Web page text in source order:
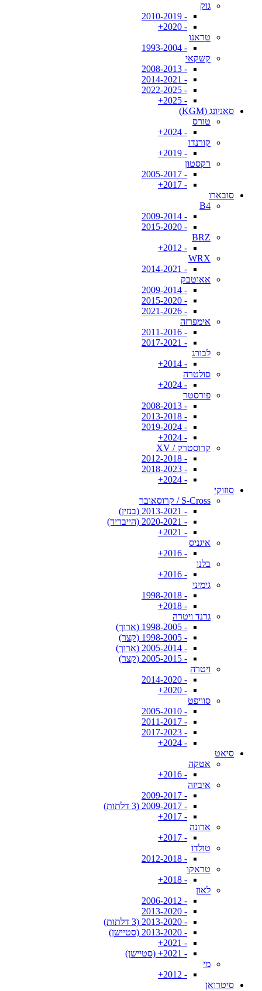
גוק
- 2010-2019
- 2020+
טראנו
- 1993-2004
קשקאי
- 2008-2013
- 2014-2021
- 2022-2025
- 2025+
סאניונג (KGM)
טורס
- 2024+
קורנדו
- 2019+
רקסטון
- 2005-2017
- 2017+
סובארו
B4
- 2009-2014
- 2015-2020
BRZ
- 2012+
WRX
- 2014-2021
אאוטבק
- 2009-2014
- 2015-2020
- 2021-2026
אימפרזה
- 2011-2016
- 2017-2021
לבורג
- 2014+
סולטרה
- 2024+
פורסטר
- 2008-2013
- 2013-2018
- 2019-2024
- 2024+
קרוסטרק / XV
- 2012-2018
- 2018-2023
- 2024+
סוזוקי
S-Cross / קרוסאובר
- 2013-2021 (בנזין)
- 2020-2021 (הייבריד)
- 2021+
איגניס
- 2016+
בלנו
- 2016+
גימיני
- 1998-2018
- 2018+
גרנד ויטרה
- 1998-2005 (ארוך)
- 1998-2005 (קצר)
- 2005-2014 (ארוך)
- 2005-2015 (קצר)
ויטרה
- 2014-2020
- 2020+
סוויפט
- 2005-2010
- 2011-2017
- 2017-2023
- 2024+
סיאט
אטקה
- 2016+
איביזה
- 2009-2017
- 2009-2017 (3 דלתות)
- 2017+
ארונה
- 2017+
טולדו
- 2012-2018
טראקו
- 2018+
לאון
- 2006-2012
- 2013-2020
- 2013-2020 (3 דלתות)
- 2013-2020 (סטיישן)
- 2021+
- 2021+ (סטיישן)
מי
- 2012+
סיטרואן